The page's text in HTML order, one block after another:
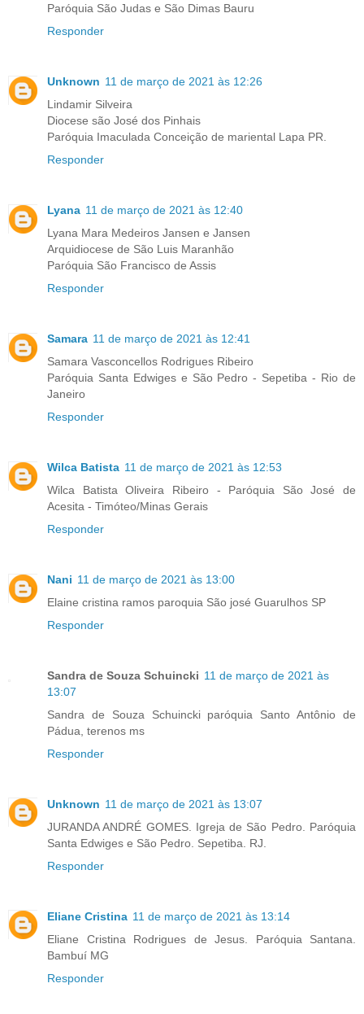
Paróquia São Judas e São Dimas Bauru
Responder
Unknown 11 de março de 2021 às 12:26
Lindamir Silveira
Diocese são José dos Pinhais
Paróquia Imaculada Conceição de mariental Lapa PR.
Responder
Lyana 11 de março de 2021 às 12:40
Lyana Mara Medeiros Jansen e Jansen
Arquidiocese de São Luis Maranhão
Paróquia São Francisco de Assis
Responder
Samara 11 de março de 2021 às 12:41
Samara Vasconcellos Rodrigues Ribeiro
Paróquia Santa Edwiges e São Pedro - Sepetiba - Rio de
Janeiro
Responder
Wilca Batista 11 de março de 2021 às 12:53
Wilca Batista Oliveira Ribeiro - Paróquia São José de
Acesita - Timóteo/Minas Gerais
Responder
Nani 11 de março de 2021 às 13:00
Elaine cristina ramos paroquia São josé Guarulhos SP
Responder
Sandra de Souza Schuincki 11 de março de 2021 às
13:07
Sandra de Souza Schuincki paróquia Santo Antônio de
Pádua, terenos ms
Responder
Unknown 11 de março de 2021 às 13:07
JURANDA ANDRÉ GOMES. Igreja de São Pedro. Paróquia
Santa Edwiges e São Pedro. Sepetiba. RJ.
Responder
Eliane Cristina 11 de março de 2021 às 13:14
Eliane Cristina Rodrigues de Jesus. Paróquia Santana.
Bambuí MG
Responder